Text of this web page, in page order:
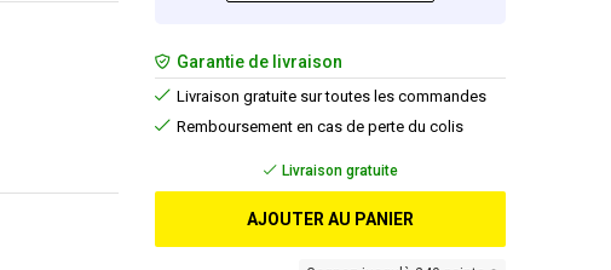
Garantie de livraison
Livraison gratuite sur toutes les commandes
Remboursement en cas de perte du colis
Livraison gratuite
AJOUTER AU PANIER